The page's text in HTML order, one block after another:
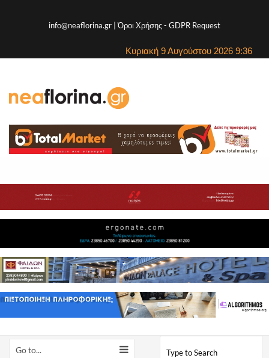
info@neaflorina.gr |Όροι Χρήσης- GDPR Request
Κυριακή 9 Αυγούστου 2026 9:36
Go to...